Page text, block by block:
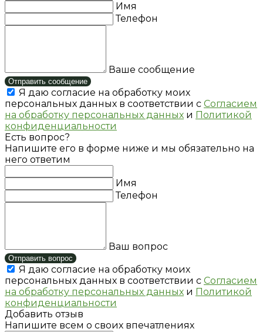
Имя
Телефон
Ваше сообщение
Отправить сообщение
Я даю согласие на обработку моих
персональных данных в соответствии с Согласием
на обработку персональных данных и Политикой
конфиденциальности
Есть вопрос?
Напишите его в форме ниже и мы обязательно на
него ответим
Имя
Телефон
Ваш вопрос
Отправить вопрос
Я даю согласие на обработку моих
персональных данных в соответствии с Согласием
на обработку персональных данных и Политикой
конфиденциальности
Добавить отзыв
Напишите всем о своих впечатлениях